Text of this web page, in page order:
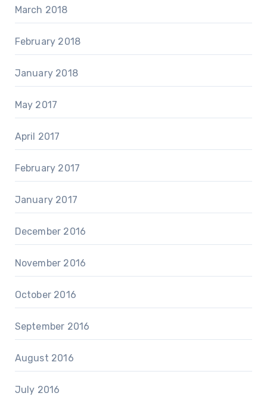
March 2018
February 2018
January 2018
May 2017
April 2017
February 2017
January 2017
December 2016
November 2016
October 2016
September 2016
August 2016
July 2016